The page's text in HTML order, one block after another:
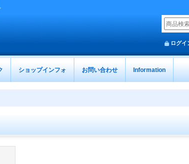
ログイ
ショップインフォ お問い合わせ Information